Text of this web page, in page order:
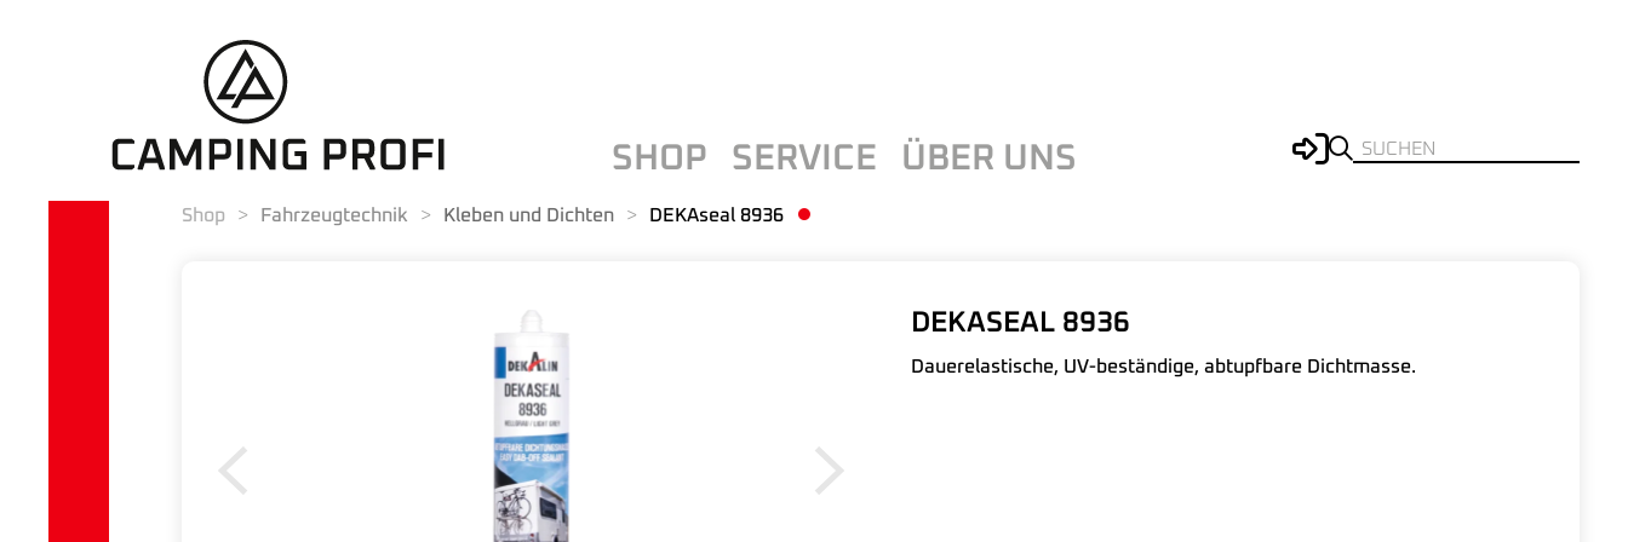
SHOP SERVICE ÜBER UNS
Shop Fahrzeugtechnik Kleben und Dichten DEKAseal 8936
DEKASEAL 8936
Dauerelastische, UV-beständige, abtupfbare Dichtmasse.